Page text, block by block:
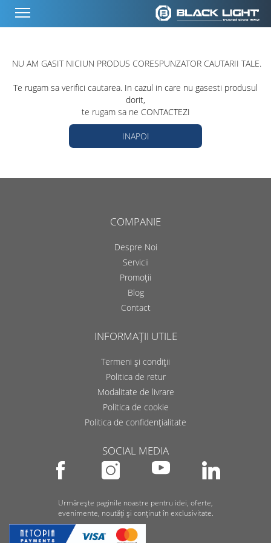
NU AM GASIT NICIUN PRODUS CORESPUNZATOR CAUTARII TALE.
Te rugam sa verifici cautarea. In cazul in care nu gasesti produsul
dorit,
te rugam sa ne CONTACTEZI
INAPOI
COMPANIE
Despre Noi
Servicii
Promoții
Blog
Contact
INFORMAȚII UTILE
Termeni și condiții
Politica de retur
Modalitate de livrare
Politica de cookie
Politica de confidențialitate
SOCIAL MEDIA
Urmărește paginile noastre pentru idei, oferte,
evenimente, noutăți și conținut în exclusivitate.